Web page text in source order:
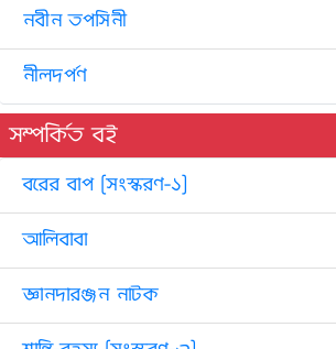
নবীন তপসিনী
নীলদর্পণ
সম্পর্কিত বই
বরের বাপ [সংস্করণ-১]
আলিবাবা
জ্ঞানদারঞ্জন নাটক